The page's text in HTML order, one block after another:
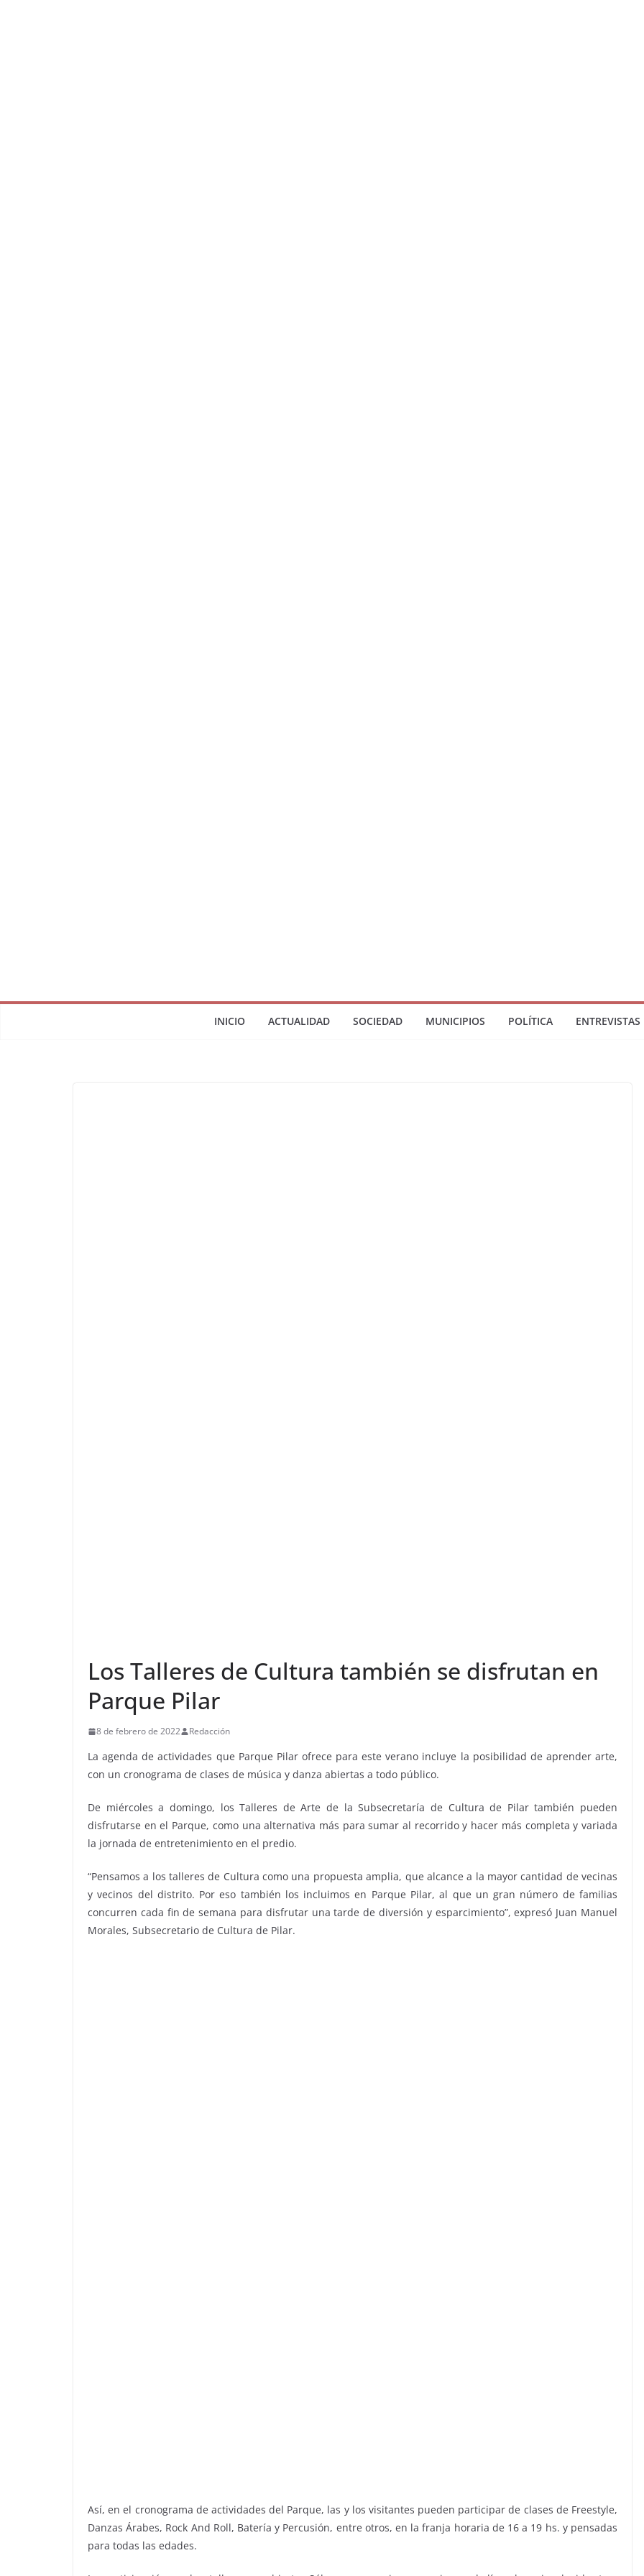
INICIO ACTUALIDAD SOCIEDAD MUNICIPIOS POLÍTICA ENTREVISTAS
Los Talleres de Cultura también se disfrutan en
Parque Pilar
8 de febrero de 2022 Redacción
La agenda de actividades que Parque Pilar ofrece para este verano incluye la posibilidad de aprender arte,
con un cronograma de clases de música y danza abiertas a todo público.
De miércoles a domingo, los Talleres de Arte de la Subsecretaría de Cultura de Pilar también pueden
disfrutarse en el Parque, como una alternativa más para sumar al recorrido y hacer más completa y variada
la jornada de entretenimiento en el predio.
“Pensamos a los talleres de Cultura como una propuesta amplia, que alcance a la mayor cantidad de vecinas
y vecinos del distrito. Por eso también los incluimos en Parque Pilar, al que un gran número de familias
concurren cada fin de semana para disfrutar una tarde de diversión y esparcimiento”, expresó Juan Manuel
Morales, Subsecretario de Cultura de Pilar.
Así, en el cronograma de actividades del Parque, las y los visitantes pueden participar de clases de Freestyle,
Danzas Árabes, Rock And Roll, Batería y Percusión, entre otros, en la franja horaria de 16 a 19 hs. y pensadas
para todas las edades.